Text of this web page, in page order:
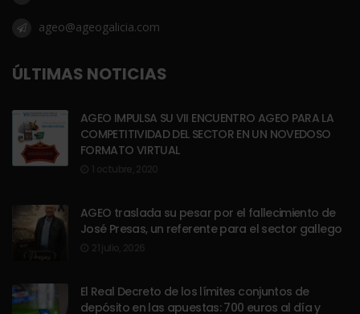
ageo@ageogalicia.com
ÚLTIMAS NOTICIAS
AGEO IMPULSA SU VII ENCUENTRO AGEO PARA LA
COMPETITIVIDAD DEL SECTOR EN UN NOVEDOSO
FORMATO VIRTUAL
AGEO traslada su pesar por el fallecimiento de
José Presas, un referente para el sector gallego
El Real Decreto de los límites conjuntos de
depósito en las apuestas: 700 euros al día y